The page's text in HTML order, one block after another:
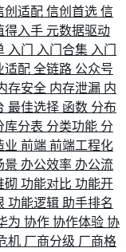
创适配 信创首选 信
得入手 元数据驱动
入门 入门合集 入门
适配 全链路 公众号
存安全 内存泄漏 内
最佳选择 函数 分布
库分表 分类功能 分
业 前端 前端工程化
景 办公效率 办公流
砌 功能对比 功能开
功能逻辑 助手排名
为 协作 协作体验 协
机 厂商分级 厂商格